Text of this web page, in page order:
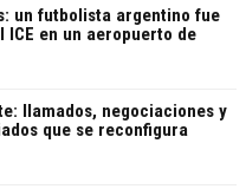
un futbolista argentino fue
ICE en un aeropuerto de
llamados, negociaciones y
que se reconfigura